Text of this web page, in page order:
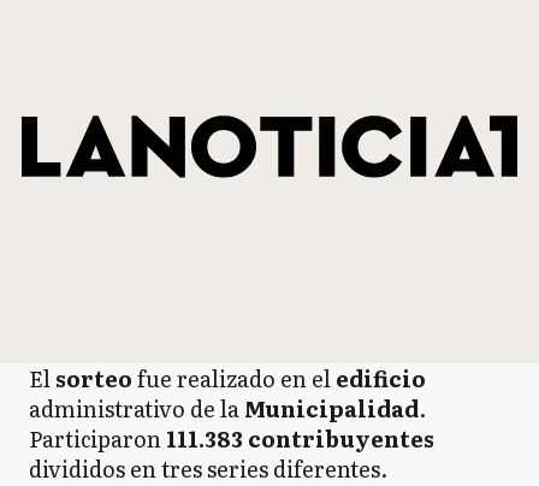
Elsorteofue realizado en eledificio
administrativo de laMunicipalidad.
Participaron111.383 contribuyentes
divididos en tres series diferentes.